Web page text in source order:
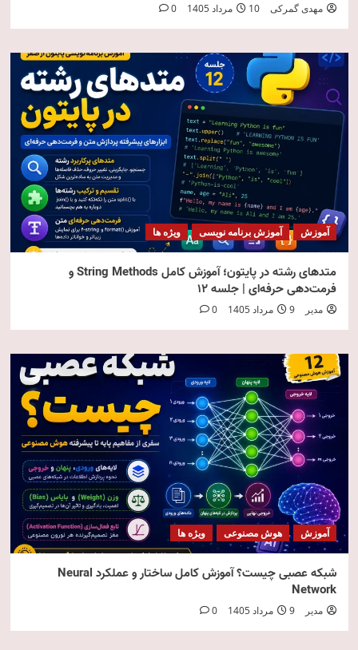
مهدی گمرکی 10 مرداد 1405 0
آموزش آموزش برنامه نویسی ویژه ها
متدهای رشته در پایتون؛ آموزش کامل String Methods و
فرمت‌دهی حرفه‌ای | جلسه ۱۲
مدیر 9 مرداد 1405 0
آموزش هوش مصنوعی ویژه ها
شبکه عصبی چیست؟ آموزش کامل ساختار و عملکرد Neural
Network
مدیر 9 مرداد 1405 0